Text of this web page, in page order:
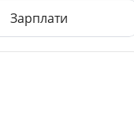
Зарплати